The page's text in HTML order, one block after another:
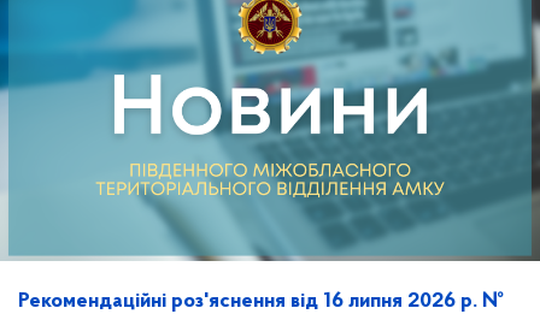
Рекомендаційні роз'яснення від 16 липня 2026 р. №